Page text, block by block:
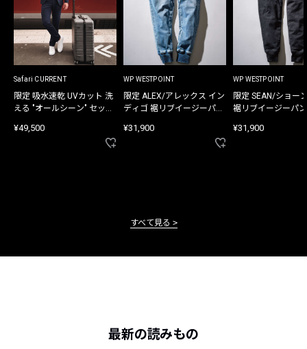
Safari CURRENT
限定 吸水速乾 UVカット 洗
える "オールシーン" セット
¥49,500
WP WESTPOINT
限定 ALEX/アレックス イン
ディゴ 裾リブイージーパン
¥31,900
WP WESTPOINT
限定 SEAN/ショー
裾リブイージーパ
¥31,900
すべて見る
最新の読みもの